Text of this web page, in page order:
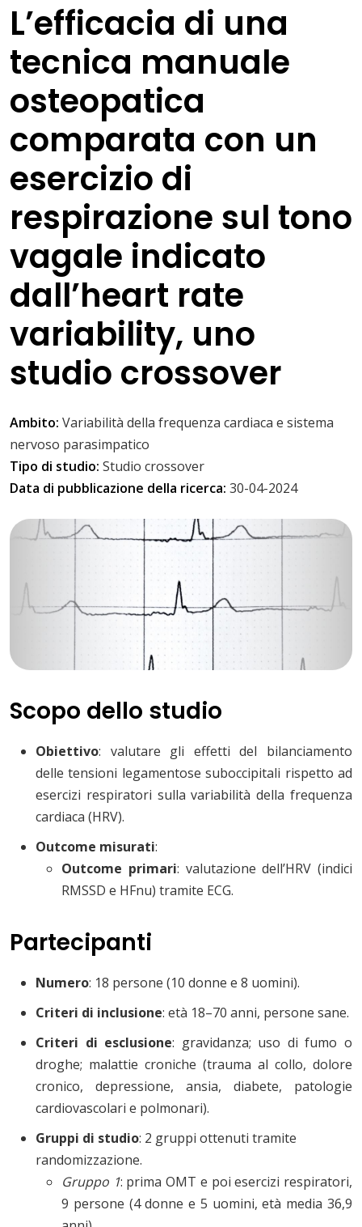
L’efficacia di una
tecnica manuale
osteopatica
comparata con un
esercizio di
respirazione sul tono
vagale indicato
dall’heart rate
variability, uno
studio crossover
Ambito: Variabilità della frequenza cardiaca e sistema
nervoso parasimpatico
Tipo di studio: Studio crossover
Data di pubblicazione della ricerca: 30-04-2024
Scopo dello studio
Obiettivo: valutare gli effetti del bilanciamento
delle tensioni legamentose suboccipitali rispetto ad
esercizi respiratori sulla variabilità della frequenza
cardiaca (HRV).
Outcome misurati:
Outcome primari: valutazione dell’HRV (indici
RMSSD e HFnu) tramite ECG.
Partecipanti
Numero: 18 persone (10 donne e 8 uomini).
Criteri di inclusione: età 18–70 anni, persone sane.
Criteri di esclusione: gravidanza; uso di fumo o
droghe; malattie croniche (trauma al collo, dolore
cronico, depressione, ansia, diabete, patologie
cardiovascolari e polmonari).
Gruppi di studio: 2 gruppi ottenuti tramite
randomizzazione.
Gruppo 1: prima OMT e poi esercizi respiratori,
9 persone (4 donne e 5 uomini, età media 36,9